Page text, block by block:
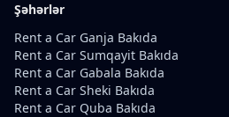
Şəhərlər
Rent a Car Ganja Bakıda
Rent a Car Sumqayit Bakıda
Rent a Car Gabala Bakıda
Rent a Car Sheki Bakıda
Rent a Car Quba Bakıda